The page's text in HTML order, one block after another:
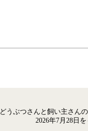
どうぶつさんと飼い主さん
2026年7月28日